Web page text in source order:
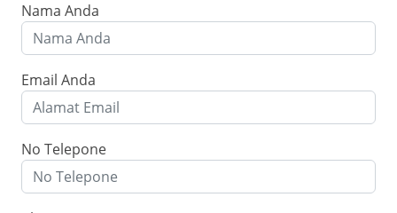
Nama Anda
Email Anda
No Telepone